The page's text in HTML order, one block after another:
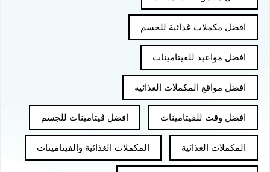
افضل مكملات غذائية للجسم
افضل مواعيد للفيتامينات
افضل مواقع المكملات الغذائية
افضل وقت للفيتامينات افضل ڤيتامينات للجسم
المكملات الغذائية المكملات الغذائية والفيتامينات